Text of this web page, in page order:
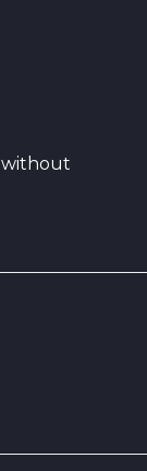
without